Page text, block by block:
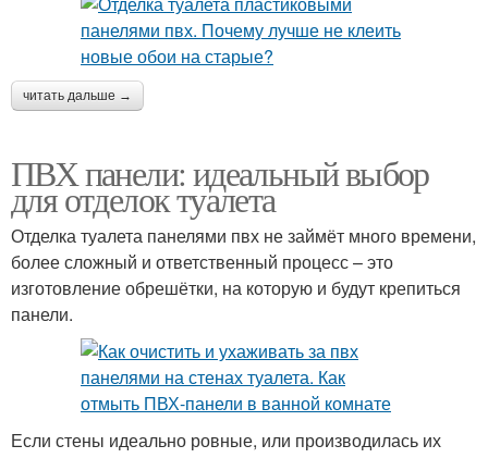
читать дальше →
ПВХ панели: идеальный выбор
для отделок туалета
Отделка туалета панелями пвх не займёт много времени,
более сложный и ответственный процесс – это
изготовление обрешётки, на которую и будут крепиться
панели.
Если стены идеально ровные, или производилась их